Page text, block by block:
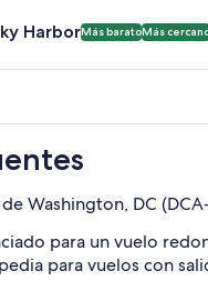
Sky Harbor
HarborMás baratoMás
Washington, DC
para un vuelo
para vuelos con